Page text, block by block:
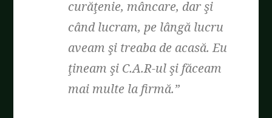
curăţenie, mâncare, dar şi
când lucram, pe lângă lucru
aveam şi treaba de acasă. Eu
ţineam şi C.A.R-ul şi făceam
mai multe la firmă.”